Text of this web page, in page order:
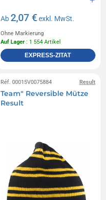
Ab2,07 €exkl. MwSt.
Ohne Markierung
Auf Lager : 1 554 Artikel
EXPRESS-ZITAT
Result
Réf. 00015V0075884
Team" Reversible Mütze
Result